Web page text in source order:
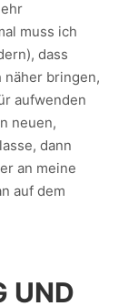
muss ich
dass
näher bringen,
aufwenden
neuen,
dann
an meine
auf dem
UND